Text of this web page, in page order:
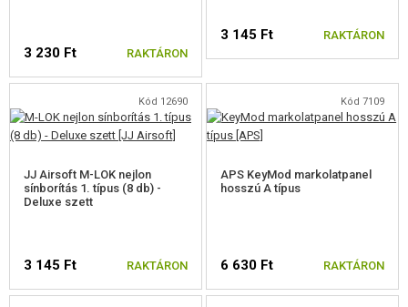
3 230 Ft RAKTÁRON
3 145 Ft RAKTÁRON
Kód 12690
JJ Airsoft M-LOK nejlon
sínborítás 1. típus (8 db) -
Deluxe szett
3 145 Ft RAKTÁRON
Kód 7109
APS KeyMod markolatpanel
hosszú A típus
6 630 Ft RAKTÁRON